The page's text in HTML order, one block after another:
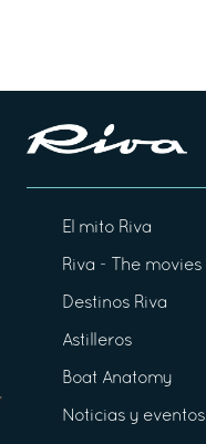
El mito Riva
Riva - The movies
Destinos Riva
Astilleros
Boat Anatomy
Noticias y eventos